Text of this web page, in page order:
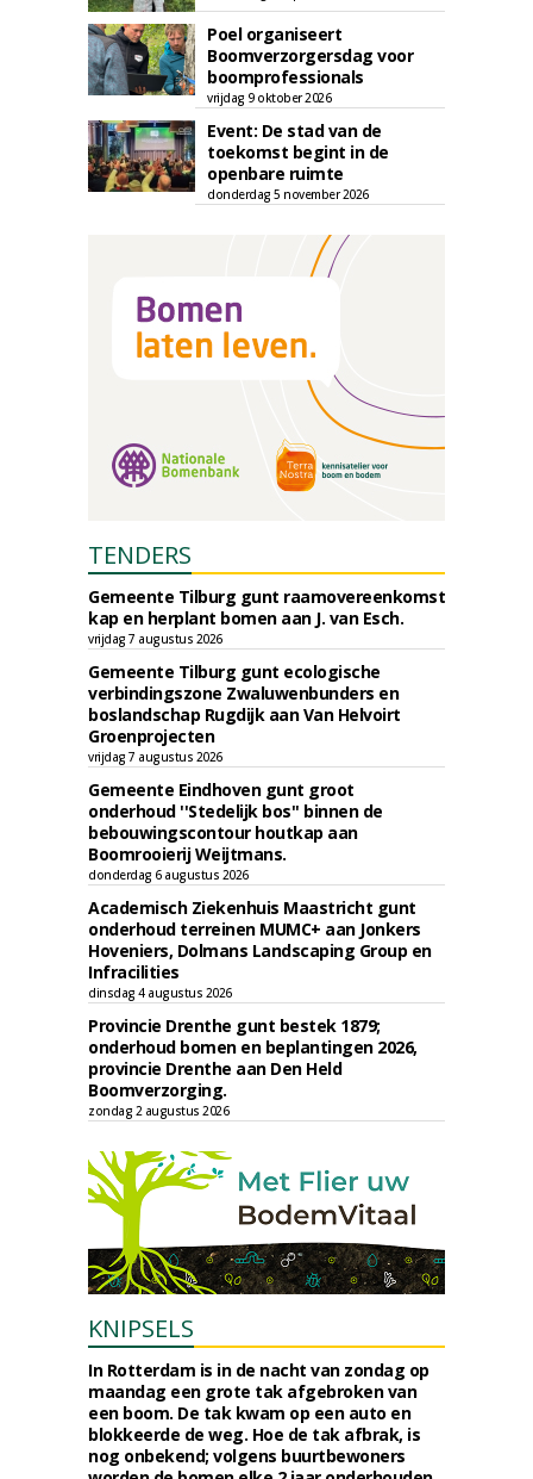
Poel organiseert
Boomverzorgersdag voor
boomprofessionals
vrijdag 9 oktober 2026
Event: De stad van de
toekomst begint in de
openbare ruimte
donderdag 5 november 2026
TENDERS
Gemeente Tilburg gunt raamovereenkomst
kap en herplant bomen aan J. van Esch.
vrijdag 7 augustus 2026
Gemeente Tilburg gunt ecologische
verbindingszone Zwaluwenbunders en
boslandschap Rugdijk aan Van Helvoirt
Groenprojecten
vrijdag 7 augustus 2026
Gemeente Eindhoven gunt groot
onderhoud ''Stedelijk bos'' binnen de
bebouwingscontour houtkap aan
Boomrooierij Weijtmans.
donderdag 6 augustus 2026
Academisch Ziekenhuis Maastricht gunt
onderhoud terreinen MUMC+ aan Jonkers
Hoveniers, Dolmans Landscaping Group en
Infracilities
dinsdag 4 augustus 2026
Provincie Drenthe gunt bestek 1879;
onderhoud bomen en beplantingen 2026,
provincie Drenthe aan Den Held
Boomverzorging.
zondag 2 augustus 2026
KNIPSELS
In Rotterdam is in de nacht van zondag op
maandag een grote tak afgebroken van
een boom. De tak kwam op een auto en
blokkeerde de weg. Hoe de tak afbrak, is
nog onbekend; volgens buurtbewoners